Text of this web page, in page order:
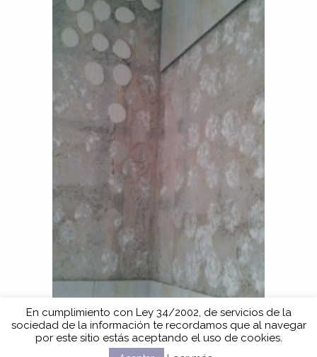
En cumplimiento con Ley 34/2002, de servicios de la
sociedad de la información te recordamos que al navegar
por este sitio estás aceptando el uso de cookies.